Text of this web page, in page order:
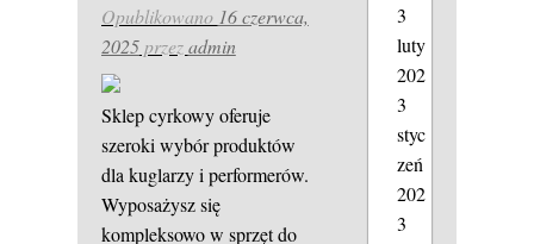
Opublikowano 16 czerwca,
2025przezadmin
Sklep cyrkowy oferuje
szeroki wybór produktów
dla kuglarzy i performerów.
Wyposażysz się
kompleksowo w sprzęt do
3
luty
202
3
styc
zeń
202
3